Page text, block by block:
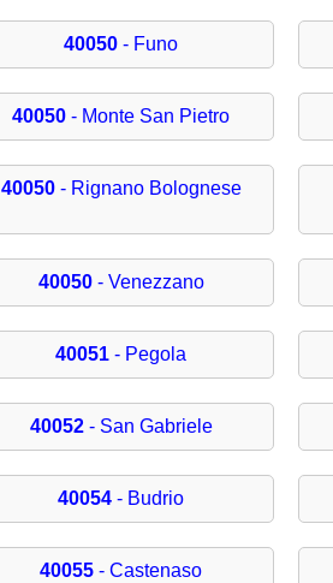
40050 - Funo
40050 - Monte San Pietro
40050- Rignano Bolognese
40050- Venezzano
40051 - Pegola
40052- San Gabriele
40054 - Budrio
40055 - Castenaso